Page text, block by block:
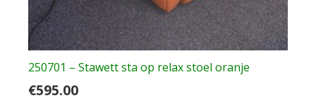
250701 – Stawett sta op relax stoel oranje
€595.00